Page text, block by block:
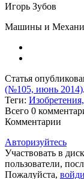
Игорь Зубов
Машины и
Статья
(№105, июнь 2014).
Теги: Изобретения,
Всего 0
Комментарии
Авторизуйтесь
Участвовать в
пользователи,
Пожалуйста,